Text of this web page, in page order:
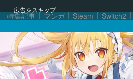
広告をスキップ
特集記事 マンガ Steam Switch2